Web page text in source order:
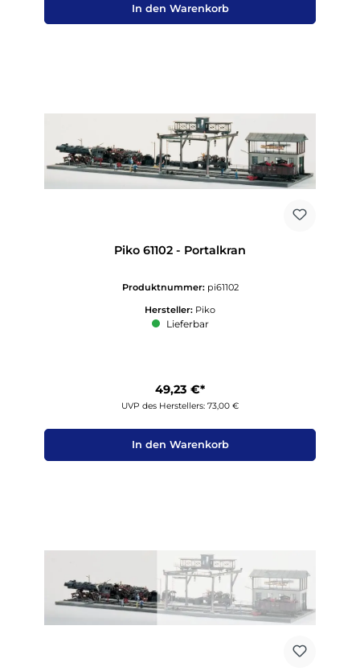
In den Warenkorb
Piko 61102 - Portalkran
Produktnummer: pi61102
Hersteller: Piko
Lieferbar
49,23 €*
UVP des Herstellers: 73,00 €
In den Warenkorb